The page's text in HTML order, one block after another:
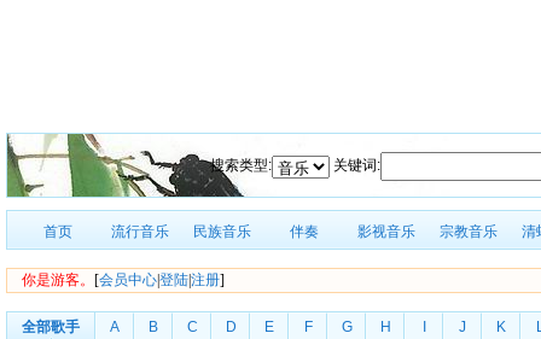
搜索类型: 关键词:
首页 流行音乐 民族音乐 伴奏 影视音乐 宗教音乐 清
你是游客。 [会员中心登陆注册]
全部歌手 A B C D E F G H J K